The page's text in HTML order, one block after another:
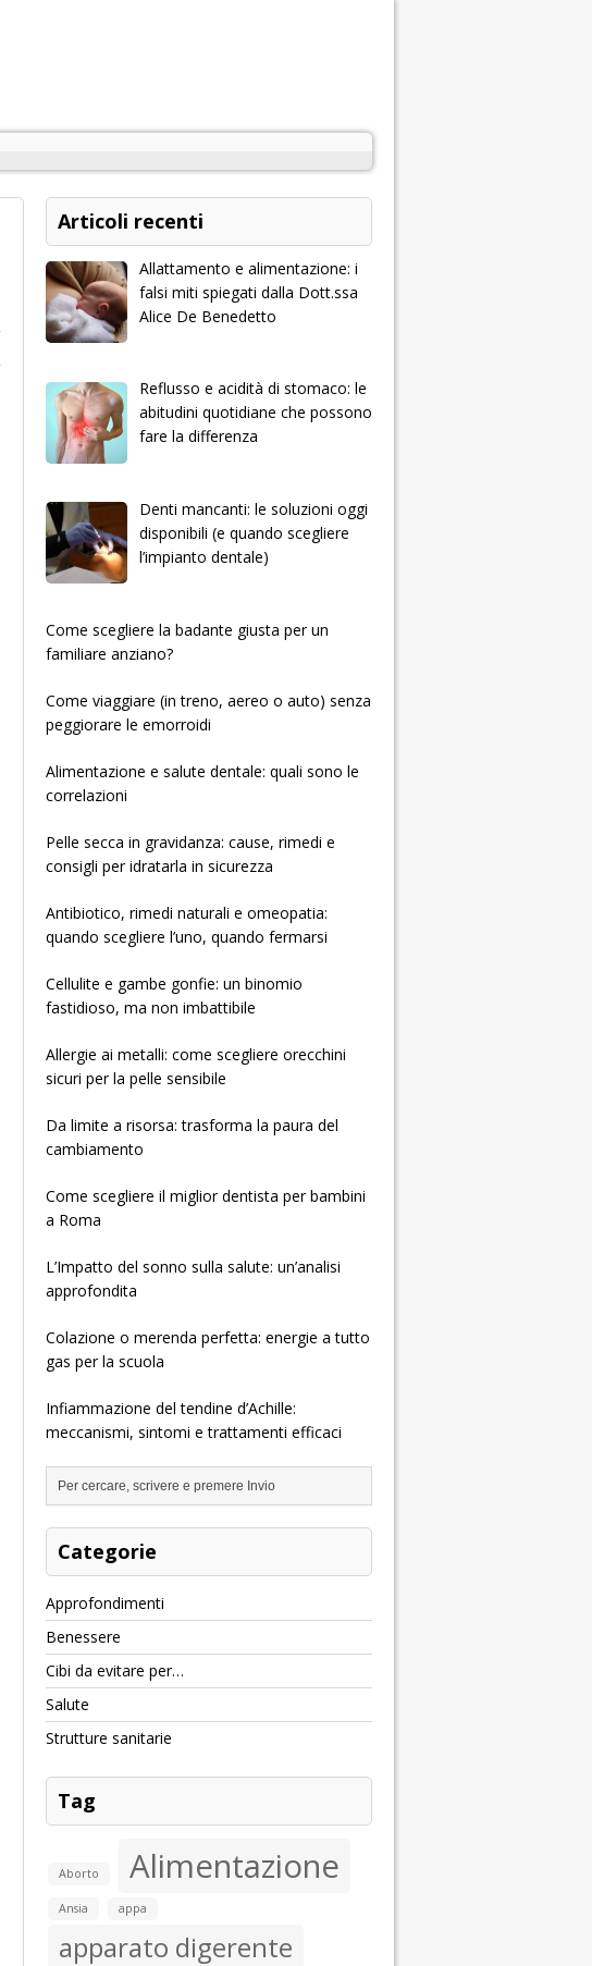
Articoli recenti
Allattamento e alimentazione: i
falsi miti spiegati dalla Dott.ssa
Alice De Benedetto
Reflusso e acidità di stomaco: le
abitudini quotidiane che possono
fare la differenza
Denti mancanti: le soluzioni oggi
disponibili (e quando scegliere
l’impianto dentale)
­­­­­Come scegliere la badante giusta per un
familiare anziano?
Come viaggiare (in treno, aereo o auto) senza
peggiorare le emorroidi
Alimentazione e salute dentale: quali sono le
correlazioni
Pelle secca in gravidanza: cause, rimedi e
consigli per idratarla in sicurezza
Antibiotico, rimedi naturali e omeopatia:
quando scegliere l’uno, quando fermarsi
Cellulite e gambe gonfie: un binomio
fastidioso, ma non imbattibile
Allergie ai metalli: come scegliere orecchini
sicuri per la pelle sensibile
Da limite a risorsa: trasforma la paura del
cambiamento
Come scegliere il miglior dentista per bambini
a Roma
L’Impatto del sonno sulla salute: un’analisi
approfondita
Colazione o merenda perfetta: energie a tutto
gas per la scuola
Infiammazione del tendine d’Achille:
meccanismi, sintomi e trattamenti efficaci
Categorie
Approfondimenti
Benessere
Cibi da evitare per…
Salute
Strutture sanitarie
Tag
Aborto Alimentazione
Ansia appa
apparato digerente